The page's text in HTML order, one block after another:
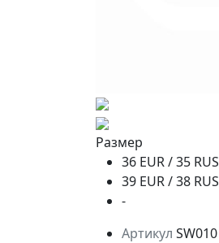
Размер
36 EUR / 35 RUS
39 EUR / 38 RUS
-
Артикул SW010